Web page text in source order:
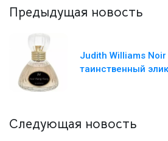
Предыдущая новость
Judith Williams Noir
таинственный
Следующая новость